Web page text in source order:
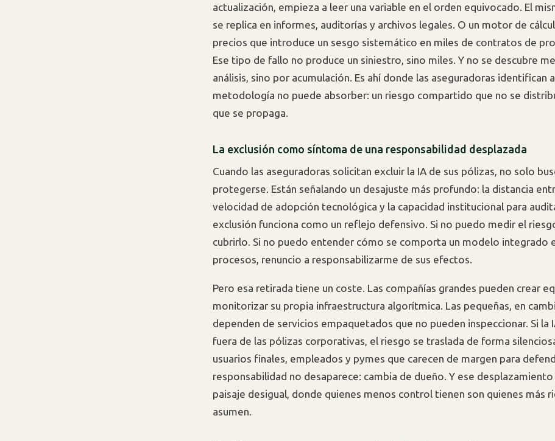
actualización, empieza a leer una variable en el orden equivocado. El
se replica en informes, auditorías y archivos legales. O un motor de
precios que introduce un sesgo sistemático en miles de contratos de
Ese tipo de fallo no produce un siniestro, sino miles. Y no se descubre
análisis, sino por acumulación. Es ahí donde las aseguradoras identifican
metodología no puede absorber: un riesgo compartido que no se
que se propaga.
La exclusión como síntoma de una responsabilidad desplazada
Cuando las aseguradoras solicitan excluir la IA de sus pólizas, no solo
protegerse. Están señalando un desajuste más profundo: la distancia
velocidad de adopción tecnológica y la capacidad institucional para
exclusión funciona como un reflejo defensivo. Si no puedo medir el
cubrirlo. Si no puedo entender cómo se comporta un modelo integrado
procesos, renuncio a responsabilizarme de sus efectos.
Pero esa retirada tiene un coste. Las compañías grandes pueden crear
monitorizar su propia infraestructura algorítmica. Las pequeñas, en
dependen de servicios empaquetados que no pueden inspeccionar. Si la
fuera de las pólizas corporativas, el riesgo se traslada de forma
usuarios finales, empleados y pymes que carecen de margen para
responsabilidad no desaparece: cambia de dueño. Y ese desplazamiento
paisaje desigual, donde quienes menos control tienen son quienes más
asumen.